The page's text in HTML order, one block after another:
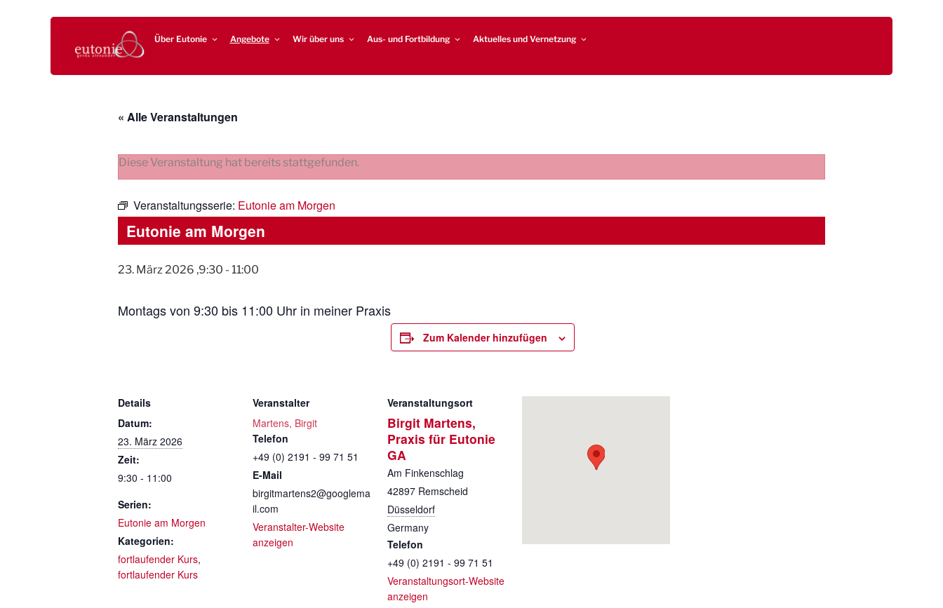
EUTONIE.DE
Über Eutonie Angebote Wir über uns Aus- und Fortbildung Aktuelles und Vernetzung
« Alle Veranstaltungen
Diese Veranstaltung hat bereits stattgefunden.
Veranstaltungsserie: Eutonie am Morgen
Eutonie am Morgen
23. März 2026 ,9:30 - 11:00
Montags von 9:30 bis 11:00 Uhr in meiner Praxis
Zum Kalender hinzufügen
Details
Datum:
23. März 2026
Zeit:
9:30 - 11:00
Serien:
Eutonie am Morgen
Kategorien:
fortlaufender Kurs,
fortlaufender Kurs
Veranstalter
Martens, Birgit
Telefon
+49 (0) 2191 - 99 71 51
E-Mail
birgitmartens2@googlema
il.com
Veranstalter-Website
anzeigen
Veranstaltungsort
Birgit Martens,
Praxis für Eutonie
GA
Am Finkenschlag
42897 Remscheid
Düsseldorf
Germany
Telefon
+49 (0) 2191 - 99 71 51
Veranstaltungsort-Website
anzeigen